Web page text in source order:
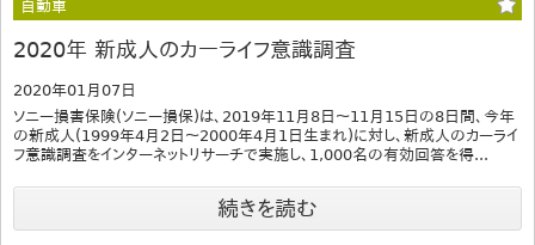
自動車
2020年 新成人のカーライフ意識調査
2020年01月07日
ソニー損害保険(ソニー損保)は、2019年11月8日〜11月15日の8日間、今年
の新成人(1999年4月2日〜2000年4月1日生まれ)に対し、新成人のカーライ
フ意識調査をインターネットリサーチで実施し、1,000名の有効回答を得...
続きを読む